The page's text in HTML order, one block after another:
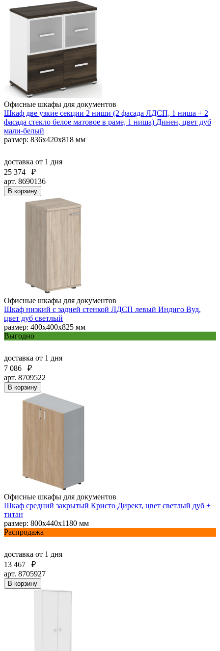
Офисные шкафы для документов
Шкаф две узкие секции 2 ниши (2 фасада ЛДСП, 1 ниша + 2
фасада стекло белое матовое в раме, 1 ниша) Динен, цвет дуб
мали-белый
размер: 836х420х818 мм
доставка от 1 дня
25 374
₽
арт. 8690136
В корзину
Офисные шкафы для документов
Шкаф низкий с задней стенкой ЛДСП левый Индиго Вуд,
цвет дуб светлый
размер: 400х400х825 мм
Выгодно
доставка от 1 дня
7 086
₽
арт. 8709522
В корзину
Офисные шкафы для документов
Шкаф средний закрытый Кристо Директ, цвет светлый дуб +
титан
размер: 800х440х1180 мм
Распродажа
доставка от 1 дня
13 467
₽
арт. 8705927
В корзину